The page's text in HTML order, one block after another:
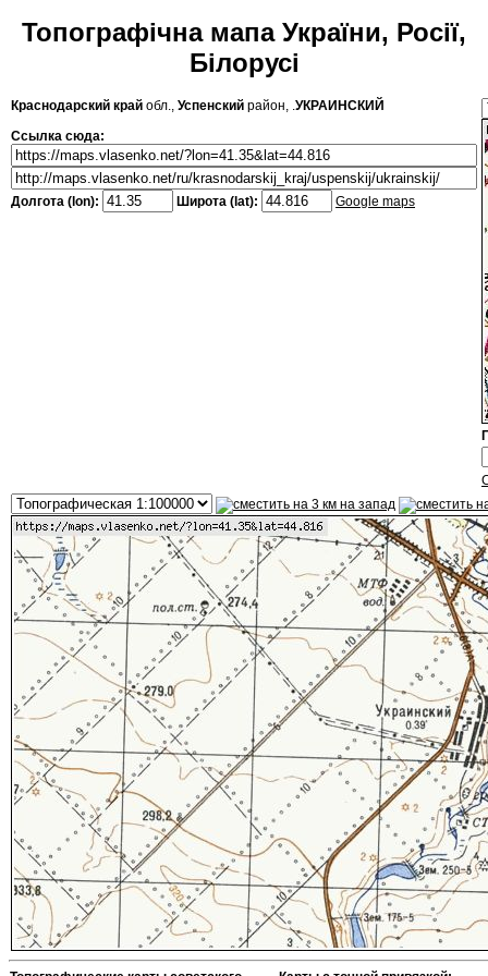
Топографічна мапа України, Росії,
Білорусі
Краснодарский край обл., Успенский район, .УКРАИНСКИЙ
Ссылка сюда:
Долгота (lon): Широта (lat): Google maps